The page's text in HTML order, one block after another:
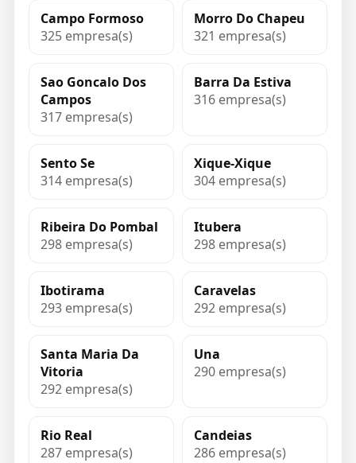
Campo Formoso
325 empresa(s)
Morro Do Chapeu
321 empresa(s)
Sao Goncalo Dos
Campos
317 empresa(s)
Barra Da Estiva
316 empresa(s)
Sento Se
314 empresa(s)
Xique-Xique
304 empresa(s)
Ribeira Do Pombal
298 empresa(s)
Itubera
298 empresa(s)
Ibotirama
293 empresa(s)
Caravelas
292 empresa(s)
Santa Maria Da
Vitoria
292 empresa(s)
Una
290 empresa(s)
Rio Real
287 empresa(s)
Candeias
286 empresa(s)